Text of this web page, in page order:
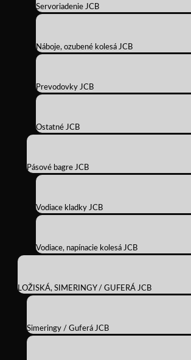
Servoriadenie JCB
Náboje, ozubené kolesá JCB
Prevodovky JCB
Ostatné JCB
Pásové bagre JCB
Vodiace kladky JCB
Vodiace, napínacie kolesá JCB
LOŽISKÁ, SIMERINGY / GUFERÁ JCB
Simeringy / Guferá JCB